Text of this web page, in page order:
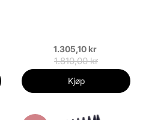
1.305,10 kr
1.810,00 kr
Kjøp